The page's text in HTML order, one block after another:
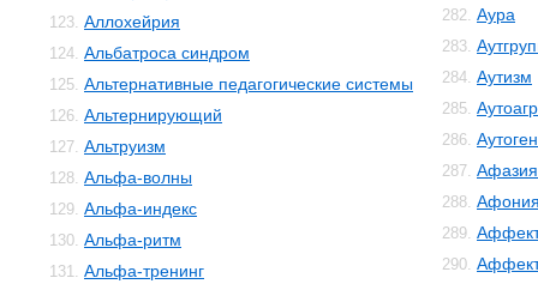
123. Аллохейрия
124. Альбатроса синдром
125. Альтернативные педагогические системы
126. Альтернирующий
127. Альтруизм
128. Альфа-волны
129. Альфа-индекс
130. Альфа-ритм
131. Альфа-тренинг
282. Аура
283.
284. Аутизм
285.
286.
287. Афазия
288.
289. Аффект
290.